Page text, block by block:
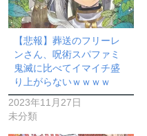
【悲報】葬送のフリーレ
ンさん、呪術スパファミ
鬼滅に比べてイマイチ盛
り上がらないｗｗｗｗ
2023年11月27日
未分類